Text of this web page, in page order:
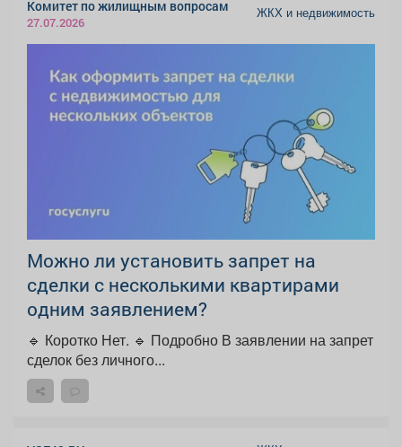
Комитет по жилищным вопросам
27.07.2026
ЖКХ и недвижимость
Можно ли установить запрет на
сделки с несколькими квартирами
одним заявлением?
🔹 Коротко Нет. 🔹 Подробно В заявлении на запрет
сделок без личного...